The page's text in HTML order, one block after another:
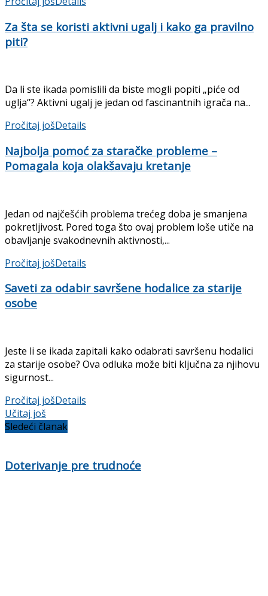
Za šta se koristi aktivni ugalj i kako ga pravilno
piti?
Da li ste ikada pomislili da biste mogli popiti „piće od
uglja“? Aktivni ugalj je jedan od fascinantnih igrača na...
Pročitaj jošDetails
Najbolja pomoć za staračke probleme –
Pomagala koja olakšavaju kretanje
Jedan od najčešćih problema trećeg doba je smanjena
pokretljivost. Pored toga što ovaj problem loše utiče na
obavljanje svakodnevnih aktivnosti,...
Pročitaj jošDetails
Saveti za odabir savršene hodalice za starije
osobe
Jeste li se ikada zapitali kako odabrati savršenu hodalici
za starije osobe? Ova odluka može biti ključna za njihovu
sigurnost...
Pročitaj jošDetails
Učitaj još
Sledeći članak
Doterivanje pre trudnoće